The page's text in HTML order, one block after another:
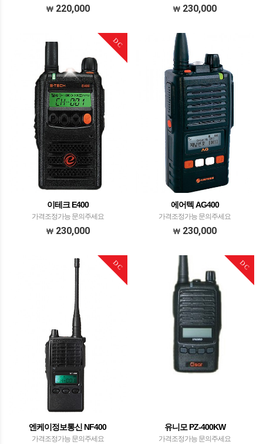
가격조정가능 문의주세요
220,000 이테크 NIS400
230,000
DC
이테크 E400
가격조정가능 문의주세요
230,000
에어텍 AG400
가격조정가능 문의주세요
230,000
DC
엔케이정보통신 NF400
가격조정가능 문의주세요
DC
유니모 PZ-400KW
가격조정가능 문의주세요